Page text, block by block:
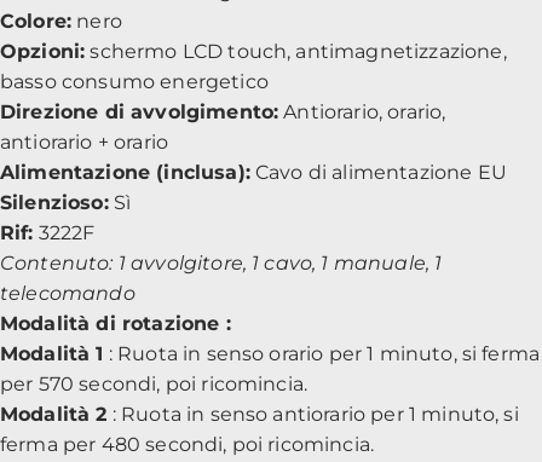
Colore: nero
Opzioni: schermo LCD touch, antimagnetizzazione,
basso consumo energetico
Direzione di avvolgimento: Antiorario, orario,
antiorario + orario
Alimentazione (inclusa):Cavo di alimentazione EU
Silenzioso:Sì
Rif: 3222F
Contenuto: 1 avvolgitore, 1 cavo, 1 manuale, 1
telecomando
Modalità di rotazione :
Modalità 1 : Ruota in senso orario per 1 minuto, si ferma
per 570 secondi, poi ricomincia.
Modalità 2 : Ruota in senso antiorario per 1 minuto, si
ferma per 480 secondi, poi ricomincia.